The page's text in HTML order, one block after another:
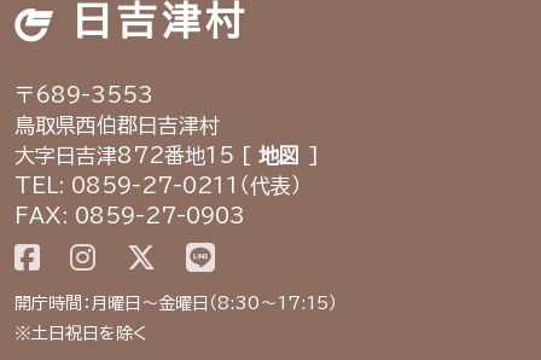
日吉津村
〒689-3553
鳥取県西伯郡日吉津村
大字日吉津872番地15 [ 地図
TEL: 0859-27-0211（代表）
FAX: 0859-27-0903
開庁時間：月曜日～金曜日（8:30～17:15）
※土日祝日を除く